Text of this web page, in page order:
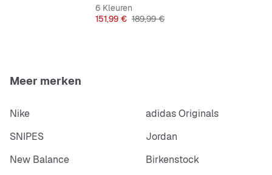
6 Kleuren
Prijs
151,99 € Originele Prijs
189,99 €
Meer merken
Nike
adidas Originals
SNIPES
Jordan
New Balance
Birkenstock